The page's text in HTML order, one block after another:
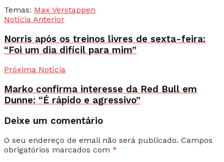
Temas: Max Verstappen
Notícia Anterior
Norris após os treinos livres de sexta-feira:
“Foi um dia difícil para mim”
Próxima Notícia
Marko confirma interesse da Red Bull em
Dunne: “É rápido e agressivo”
Deixe um comentário
O seu endereço de email não será publicado. Campos
obrigatórios marcados com *